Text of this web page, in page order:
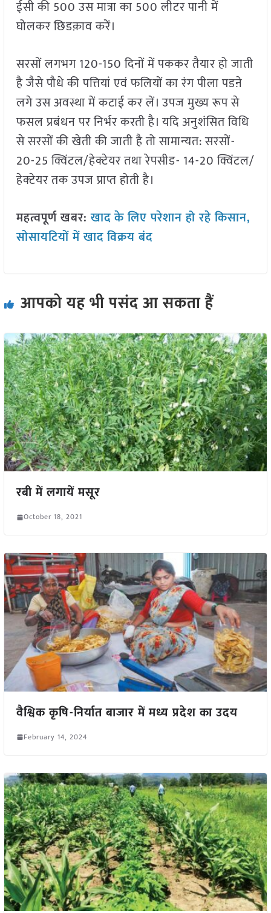
ईसी की 500 उस मात्रा का 500 लीटर पानी में
घोलकर छिडक़ाव करें।
सरसों लगभग 120-150 दिनों में पककर तैयार हो जाती
है जैसे पौधे की पत्तियां एवं फलियों का रंग पीला पडऩे
लगे उस अवस्था में कटाई कर लें। उपज मुख्य रूप से
फसल प्रबंधन पर निर्भर करती है। यदि अनुशंसित विधि
से सरसों की खेती की जाती है तो सामान्यत: सरसों-
20-25 क्विंटल/हेक्टेयर तथा रेपसीड- 14-20 क्विंटल/
हेक्टेयर तक उपज प्राप्त होती है।
महत्वपूर्ण खबर:खाद के लिए परेशान हो रहे किसान,
सोसायटियों में खाद विक्रय बंद
आपको यह भी पसंद आ सकता हैं
रबी में लगायें मसूर
October 18, 2021
वैश्विक कृषि-निर्यात बाजार में मध्य प्रदेश का उदय
February 14, 2024